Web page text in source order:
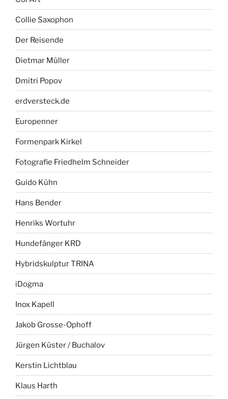
Collie Saxophon
Der Reisende
Dietmar Müller
Dmitri Popov
erdversteck.de
Europenner
Formenpark Kirkel
Fotografie Friedhelm Schneider
Guido Kühn
Hans Bender
Henriks Wortuhr
Hundefänger KRD
Hybridskulptur TRINA
iDogma
Inox Kapell
Jakob Grosse-Ophoff
Jürgen Küster / Buchalov
Kerstin Lichtblau
Klaus Harth